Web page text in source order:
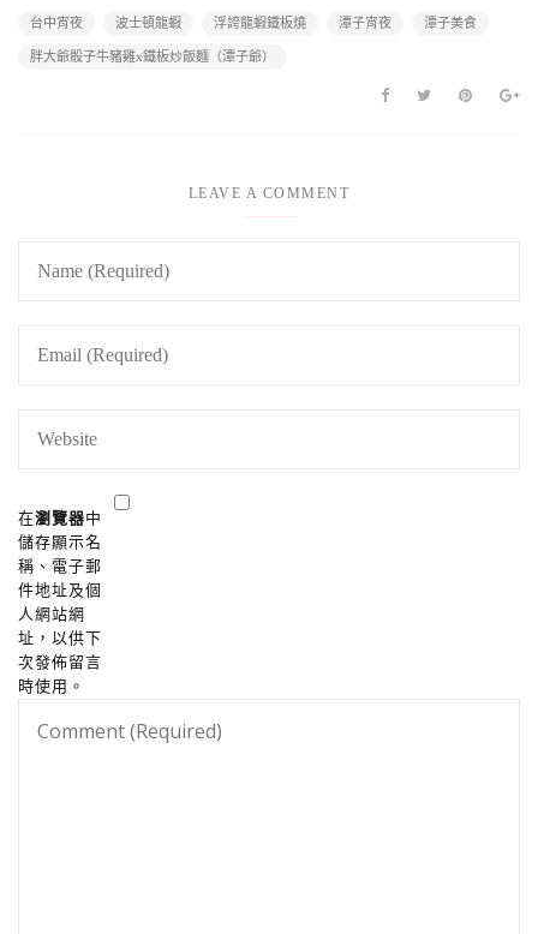
台中宵夜 波士頓龍蝦 浮誇龍蝦鐵板燒 潭子宵夜 潭子美食
胖大爺骰子牛豬雞x鐵板炒飯麵（潭子爺）
LEAVE A COMMENT
在瀏覽器中
儲存顯示名
稱、電子郵
件地址及個
人網站網
址，以供下
次發佈留言
時使用。